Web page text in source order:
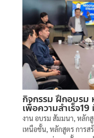
กิจกรรม ฝึกอบรม
เพื่อความสำเร็จ
งาน อบรม สัมมนา, หลักสู
เหนือชั้น, หลักสูตร การส